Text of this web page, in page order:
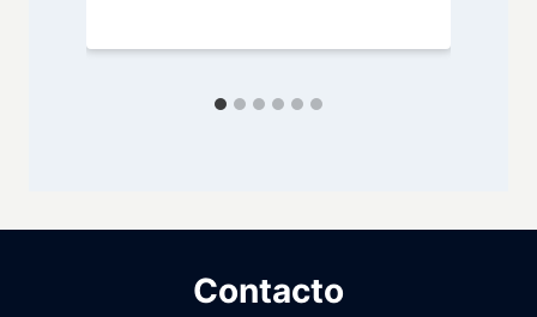
Contacto